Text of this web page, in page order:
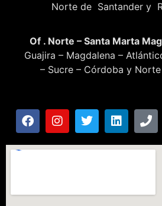
Norte de Santander y
Of . Norte – Santa Marta
Guajira – Magdalena –
– Sucre – Córdoba y